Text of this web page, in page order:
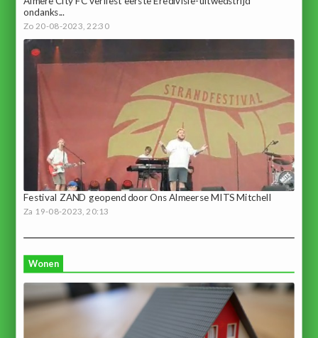
ondanks...
Zo 20-08-2023, 22:30
Festival ZAND geopend door Ons Almeerse MITS Mitchell
Za 19-08-2023, 20:13
Wonen